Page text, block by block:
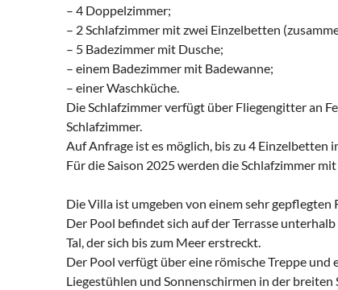
– 4 Doppelzimmer;
– 2 Schlafzimmer mit zwei Einzelbetten
– 5 Badezimmer mit Dusche;
– einem Badezimmer mit Badewanne;
– einer Waschküche.
Die Schlafzimmer verfügt über Fliegengitter an
Schlafzimmer.
Auf Anfrage ist es möglich, bis zu 4
Für die Saison 2025 werden die Schlafzimmer
Die Villa ist umgeben von einem sehr
Der Pool befindet sich auf der Terrasse
Tal, der sich bis zum Meer erstreckt.
Der Pool verfügt über eine römische Treppe
Liegestühlen und Sonnenschirmen in der